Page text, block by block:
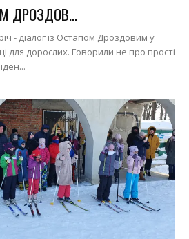
ДРОЗДОВ...
- діалог із Остапом Дроздовим у
для дорослих. Говорили не про прості